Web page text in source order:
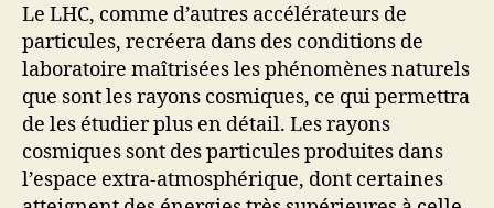
Le LHC, comme d’autres accélérateurs de
particules, recréera dans des conditions de
laboratoire maîtrisées les phénomènes naturels
que sont les rayons cosmiques, ce qui permettra
de les étudier plus en détail. Les rayons
cosmiques sont des particules produites dans
l’espace extra-atmosphérique, dont certaines